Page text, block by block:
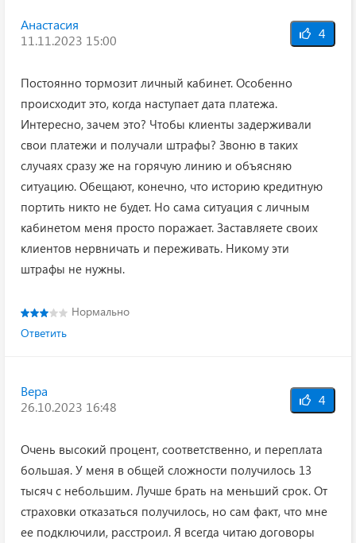
Анастасия
11.11.2023 15:00
4
Постоянно тормозит личный кабинет. Особенно
происходит это, когда наступает дата платежа.
Интересно, зачем это? Чтобы клиенты задерживали
свои платежи и получали штрафы? Звоню в таких
случаях сразу же на горячую линию и объясняю
ситуацию. Обещают, конечно, что историю кредитную
портить никто не будет. Но сама ситуация с личным
кабинетом меня просто поражает. Заставляете своих
клиентов нервничать и переживать. Никому эти
штрафы не нужны.
Нормально
Ответить
Вера
26.10.2023 16:48
4
Очень высокий процент, соответственно, и переплата
большая. У меня в общей сложности получилось 13
тысяч с небольшим. Лучше брать на меньший срок. От
страховки отказаться получилось, но сам факт, что мне
ее подключили, расстроил. Я всегда читаю договоры